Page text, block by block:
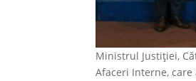
Ministrul Justiției,
Afaceri Interne,